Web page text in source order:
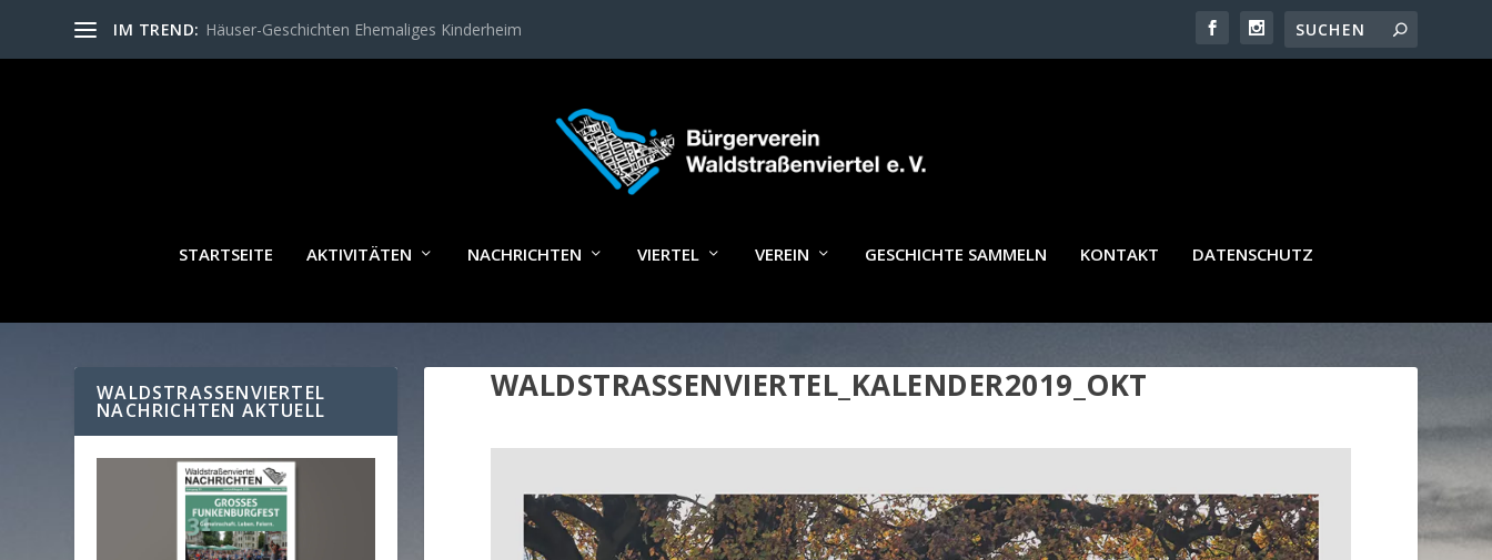
IM TREND: Häuser-Geschichten Ehemaliges Kinderheim
STARTSEITE AKTIVITÄTEN NACHRICHTEN VIERTEL VEREIN GESCHICHTE SAMMELN KONTAKT DATENSCHUTZ
WALDSTRASSENVIERTEL_KALENDER2019_OKT
WALDSTRASSENVIERTEL N
ACHRICHTEN AKTUELL